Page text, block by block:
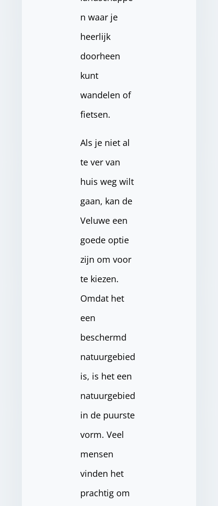
n waar je
heerlijk
doorheen
kunt
wandelen of
fietsen.
Als je niet al
te ver van
huis weg wilt
gaan, kan de
Veluwe een
goede optie
zijn om voor
te kiezen.
Omdat het
een
beschermd
natuurgebied
is, is het een
natuurgebied
in de puurste
vorm. Veel
mensen
vinden het
prachtig om